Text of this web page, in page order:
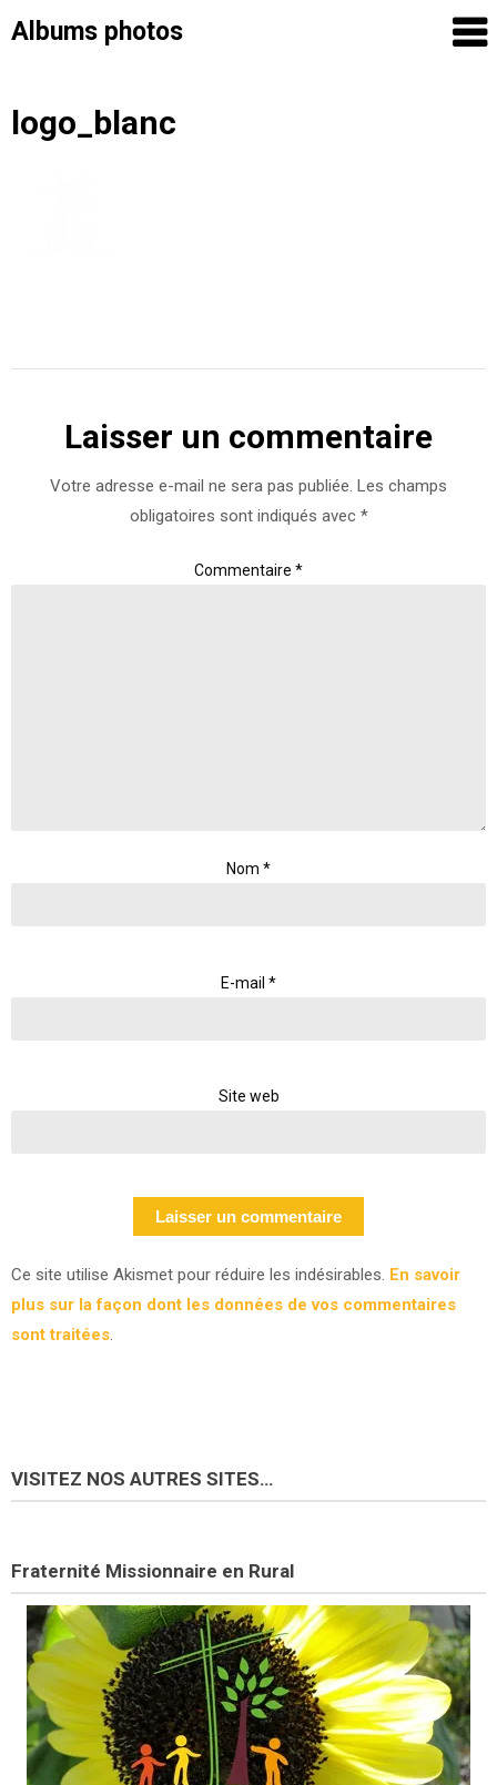
Albums photos
Skip
logo_blanc
Laisser un commentaire
Votre adresse e-mail ne sera pas publiée. Les champs
obligatoires sont indiqués avec *
Commentaire *
Nom *
E-mail *
Site web
Ce site utilise Akismet pour réduire les indésirables. En savoir
plus sur la façon dont les données de vos commentaires
sont traitées.
VISITEZ NOS AUTRES SITES…
Fraternité Missionnaire en Rural